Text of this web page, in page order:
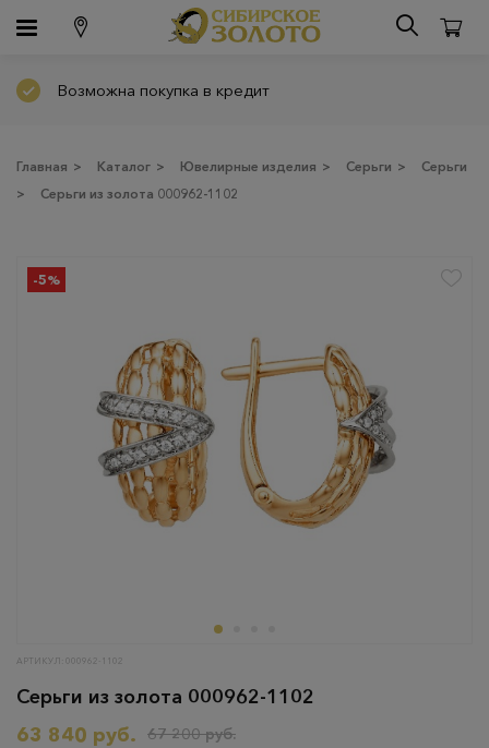
Возможна покупка в кредит
Главная > Каталог > Ювелирные изделия > Серьги >
Серьги
>
Серьги из золота 000962-1102
-5%
АРТИКУЛ: 000962-1102
Серьги из золота 000962-1102
63 840 руб.
67 200 руб.